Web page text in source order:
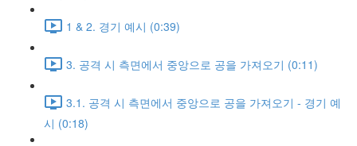
1 & 2. 경기 예시 (0:39)
3. 공격 시 측면에서 중앙으로 공을 가져오기 (0:11)
3.1. 공격 시 측면에서 중앙으로 공을 가져오기 - 경기 예
시 (0:18)